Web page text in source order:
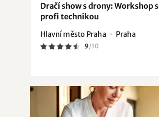
Dračí show s drony: Workshop s
profi technikou
Hlavní město Praha Praha
9/10